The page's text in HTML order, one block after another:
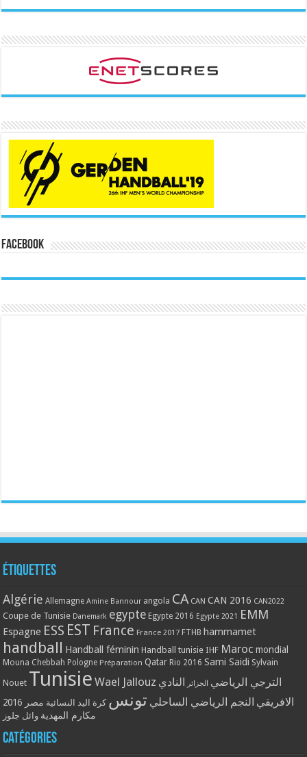
Facebook
Étiquettes
Algérie Allemagne Amine Bannour angola CA CAN CAN 2016 CAN2022
Coupe de Tunisie Danemark egypte Egypte 2016 Egypte 2021 EMM
Espagne ESS EST France France 2017 FTHB hammamet
handball Handball féminin Handball tunisie IHF Maroc mondial
Mouna Chebbah Pologne Préparation Qatar Rio 2016 Sami Saidi Sylvain
Nouet Tunisie Wael Jallouz الترجي الرياضي الجزائر النادي
الافريقي النجم الرياضي الساحلي تونس كرة اليد النسائية مصر 2016
مكارم المهدية وائل جلوز
Catégories